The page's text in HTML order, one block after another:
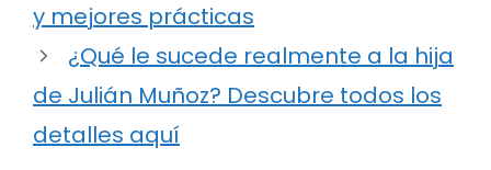
y mejores prácticas
¿Qué le sucede realmente a la hija
de Julián Muñoz? Descubre todos los
detalles aquí